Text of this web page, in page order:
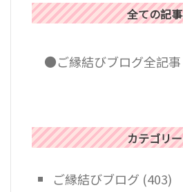
全ての記事
●ご縁結びブログ全記事
カテゴリー
ご縁結びブログ (403)